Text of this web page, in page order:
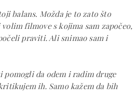
balans. Možda je to zato što
filmove s kojima sam započeo,
praviti. Ali snimao sam i
pomogli da odem i radim druge
ih. Samo kažem da bih